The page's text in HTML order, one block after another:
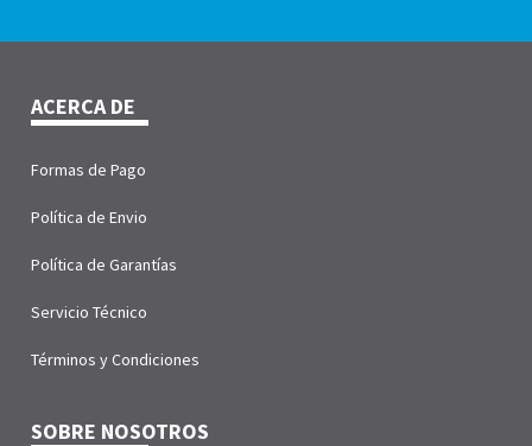
ACERCA DE
Formas de Pago
Política de Envio
Política de Garantías
Servicio Técnico
Términos y Condiciones
SOBRE NOSOTROS